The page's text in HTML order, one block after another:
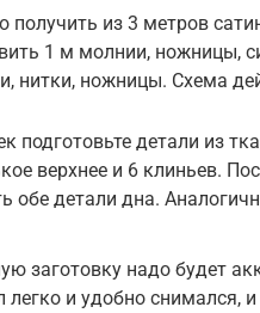
из 3 метров
1 м молнии, ножницы,
нитки, ножницы. Схема
подготовьте детали из
верхнее и 6 клиньев.
обе детали дна.
заготовку надо будет
легко и удобно снимался,